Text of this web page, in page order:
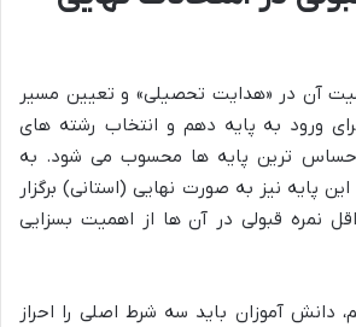
آن در «هدایت تحصیلی» و تعیین مسیر
ورود به پایه دهم و انتخاب رشته های
حساس ترین پایه ها محسوب می شود. به
پایه نیز به صورت نهایی (استانی) برگزار
نمره قبولی در آن ها از اهمیت بسزایی
دانش آموزان باید سه شرط اصلی را احراز